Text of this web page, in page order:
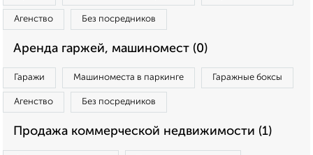
Агенство Без посредников
Аренда гаржей, машиномест (0)
Гаражи Машиноместа в паркинге Гаражные боксы
Агенство Без посредников
Продажа коммерческой недвижимости (1)